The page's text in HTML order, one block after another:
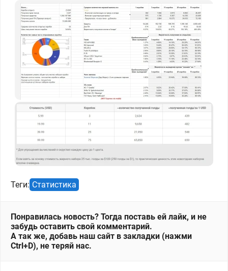
Теги: Статистика
Понравилась новость? Тогда поставь ей лайк, и не
забудь оставить свой комментарий.
А так же, добавь наш сайт в закладки (нажми
Ctrl+D), не теряй нас.